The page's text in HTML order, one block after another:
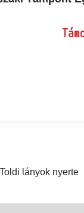
lányok nyerte